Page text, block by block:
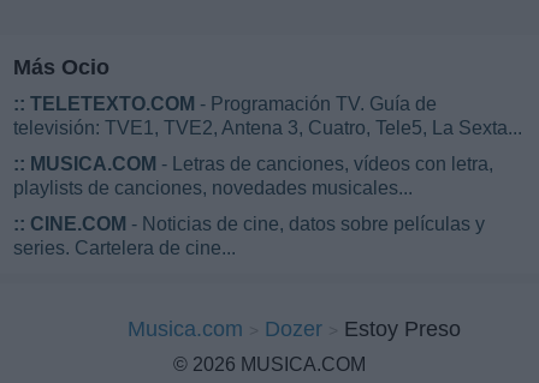
Más Ocio
:: TELETEXTO.COM - Programación TV. Guía de
televisión: TVE1, TVE2, Antena 3, Cuatro, Tele5, La Sexta...
:: MUSICA.COM - Letras de canciones, vídeos con letra,
playlists de canciones, novedades musicales...
:: CINE.COM - Noticias de cine, datos sobre películas y
series. Cartelera de cine...
Musica.com Dozer Estoy Preso
© 2026 MUSICA.COM